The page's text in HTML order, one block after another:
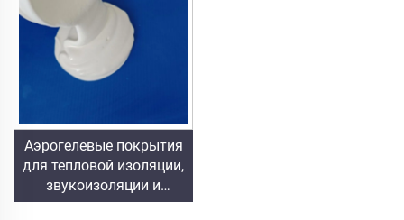
Аэрогелевые покрытия
для тепловой изоляции,
звукоизоляции и
звукопоглощения,